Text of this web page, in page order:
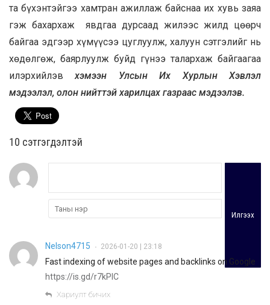
та бүхэнтэйгээ хамтран ажиллаж байснаа их хувь заяа
гэж бахархаж явдгаа дурсаад жилээс жилд цөөрч
байгаа эдгээр хүмүүсээ цуглуулж, халуун сэтгэлийг нь
хөдөлгөж, баярлуулж буйд гүнээ талархаж байгаагаа
илэрхийлэвхэмээн Улсын Их Хурлын Хэвлэл
мэдээлэл, олон нийттэй харилцах газраас мэдээлэв.
10 cэтгэгдэлтэй
Илгээх
Nelson4715 • 2026-01-20 | 23:18
Fast indexing of website pages and backlinks on Google
https://is.gd/r7kPlC
Хариулт бичих